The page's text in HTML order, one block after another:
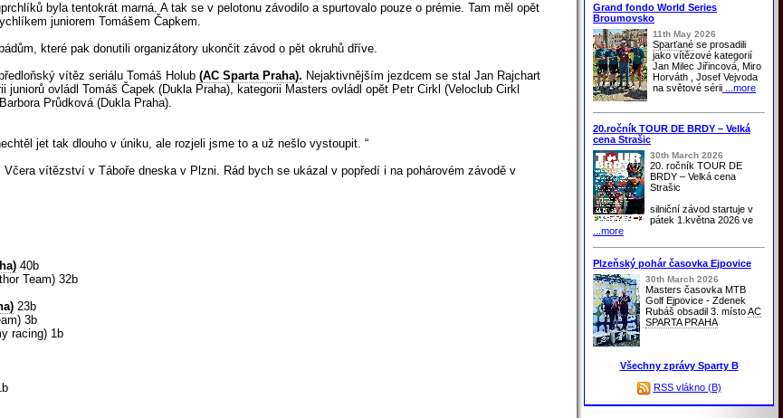
byla tentokrát marná. A tak se v pelotonu závodilo a spurtovalo pouze o prémie. Tam měl opět
juniorem Tomášem Čapkem.
které pak donutili organizátory ukončit závod o pět okruhů dříve.
vítěz seriálu Tomáš Holub (AC Sparta Praha). Nejaktivnějším jezdcem se stal Jan Rajchart
juniorů ovládl Tomáš Čapek (Dukla Praha), kategorii Masters ovládl opět Petr Cirkl (Veloclub Cirkl
Průdková (Dukla Praha).
jet tak dlouho v úniku, ale rozjeli jsme to a už nešlo vystoupit. “
Včera vítězství v Táboře dneska v Plzni. Rád bych se ukázal v popředí i na pohárovém závodě v
40b
Team) 32b
23b
3b
racing) 1b
Grand fondo World Series
Broumovsko
11th May 2026
Sparťané se prosadili
jako vítězové kategorií
Jan Milec Jiřincová, Miro
Horváth , Josef Vejvoda
na světové sérii ...more
20.ročník TOUR DE BRDY – Velká
cena Strašic
30th March 2026
20. ročník TOUR DE
BRDY – Velká cena
Strašic
silniční závod startuje v
pátek 1.května 2026 ve
...more
Plzeňský pohár časovka Ejpovice
30th March 2026
Masters časovka MTB
Golf Ejpovice - Zdenek
Rubáš obsadil 3. místoAC
SPARTA PRAHA
Všechny zprávy Sparty B
RSS vlákno (B)